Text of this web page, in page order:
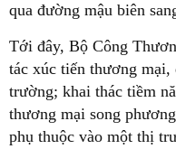
qua đường mậu biên
Tới đây, Bộ Công
tác xúc tiến thương mại,
trường; khai thác tiềm
thương mại song
phụ thuộc vào một thị